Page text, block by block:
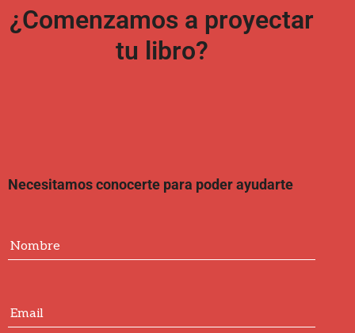
¿Comenzamos a proyectar
tu libro?
Necesitamos conocerte para poder ayudarte